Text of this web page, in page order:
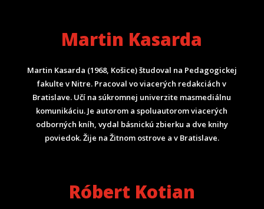
Martin Kasarda
Martin Kasarda (1968, Košice) študoval na Pedagogickej
fakulte v Nitre. Pracoval vo viacerých redakciách v
Bratislave. Učí na súkromnej univerzite masmediálnu
komunikáciu. Je autorom a spoluautorom viacerých
odborných kníh, vydal básnickú zbierku a dve knihy
poviedok. Žije na Žitnom ostrove a v Bratislave.
Róbert Kotian